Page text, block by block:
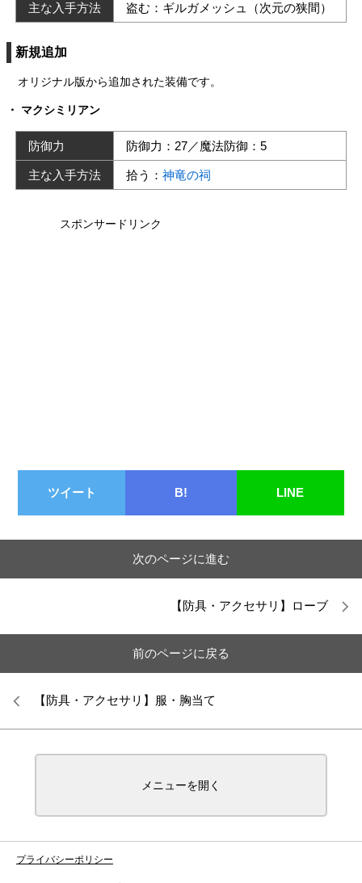
主な入手方法 盗む：ギルガメッシュ（次元の狭間）
新規追加
オリジナル版から追加された装備です。
マクシミリアン
防御力 防御力：27／魔法防御：5
主な入手方法 拾う： 神竜の祠
スポンサードリンク
ツイート B! LINE
次のページに進む
【防具・アクセサリ】ローブ
前のページに戻る
【防具・アクセサリ】服・胸当て
メニューを開く
プライバシーポリシー